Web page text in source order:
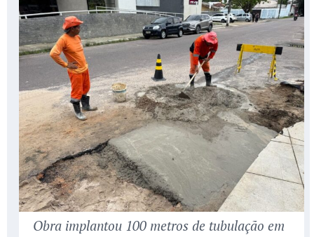
Obra implantou 100 metros de tubulação em